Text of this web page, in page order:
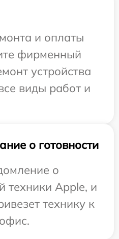
и оплаты
фирменный
устройства
виды работ и
о готовности
о
техники Apple, и
технику к